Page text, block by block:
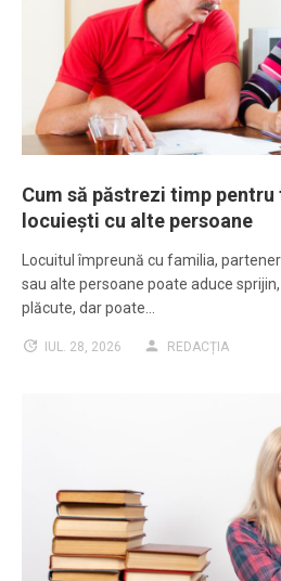
Cum să păstrezi timp pentru
locuiești cu alte persoane
Locuitul împreună cu familia,
sau alte persoane poate aduce
plăcute, dar poate…
IUL. 28, 2026 REDACȚIA